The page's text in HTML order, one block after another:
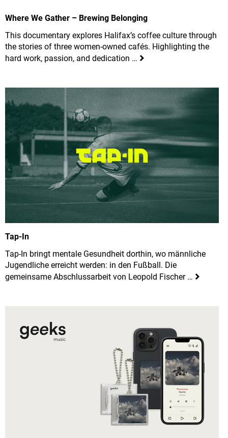
Where We Gather – Brewing Belonging
This documentary explores Halifax’s coffee culture through
the stories of three women-owned cafés. Highlighting the
hard work, passion, and dedication …
Tap-In
Tap-In bringt mentale Gesundheit dorthin, wo männliche
Jugendliche erreicht werden: in den Fußball. Die
gemeinsame Abschlussarbeit von Leopold Fischer …